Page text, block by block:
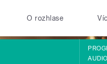
O rozhlase